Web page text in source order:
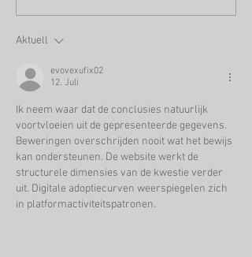
Aktuell
evovexufix02
12. Juli
Ik neem waar dat de conclusies natuurlijk
voortvloeien uit de gepresenteerde gegevens.
Beweringen overschrijden nooit wat het bewijs
kan ondersteunen. De website werkt de
structurele dimensies van de kwestie verder
uit. Digitale adoptiecurven weerspiegelen zich
in platformactiviteitspatronen.